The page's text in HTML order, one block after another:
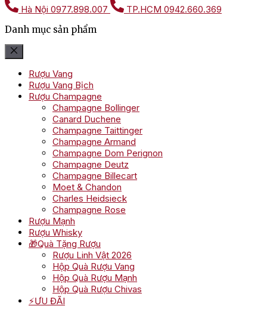
Hà Nội 0977.898.007 TP.HCM 0942.660.369
Danh mục sản phẩm
Rượu Vang
Rượu Vang Bịch
Rượu Champagne
Champagne Bollinger
Canard Duchene
Champagne Taittinger
Champagne Armand
Champagne Dom Perignon
Champagne Deutz
Champagne Billecart
Moet & Chandon
Charles Heidsieck
Champagne Rose
Rượu Mạnh
Rượu Whisky
🎁Quà Tặng Rượu
Rượu Linh Vật 2026
Hộp Quà Rượu Vang
Hộp Quà Rượu Mạnh
Hộp Quà Rượu Chivas
⚡ƯU ĐÃI